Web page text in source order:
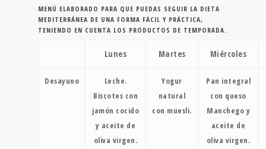
MENÚ ELABORADO PARA QUE PUEDAS SEGUIR LA DIETA
MEDITERRÁNEA DE UNA FORMA FÁCIL Y PRÁCTICA,
TENIENDO EN CUENTA LOS PRODUCTOS DE TEMPORADA.
Lunes Martes Miércoles
Desayuno
Leche.
Biscotes con
jamón cocido
y aceite de
oliva virgen.
Yogur
natural
con muesli.
Pan integral
con queso
Manchego y
aceite de
oliva virgen.